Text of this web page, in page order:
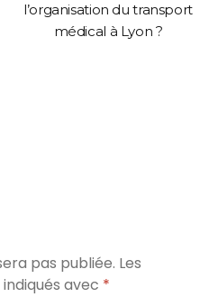
l’organisation du transport
médical à Lyon ?
pas publiée. Les
avec *